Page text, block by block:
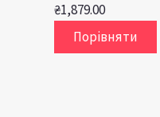
₴1,879.00
Порівняти